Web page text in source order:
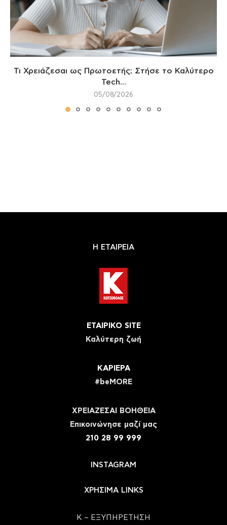
Τι Χρειάζεσαι ως Πρωτοετής; Στήσε το Καλύτερο
Tech...
05/08/2026
Η ΕΤΑΙΡΕΙΑ
ΕΤΑΙΡΙΚΟ SITE
Καλύτερη ζωή
ΚΑΡΙΕΡΑ
#beMORE
ΧΡΕΙΑΖΕΣΑΙ ΒΟΗΘΕΙΑ
Eπικοινώνησε μαζί μας
210 28 99 999
INSTAGRAM
ΧΡΗΣΙΜΑ LINKS
Κ – ΕΞΥΠΗΡΕΤΗΣΗ